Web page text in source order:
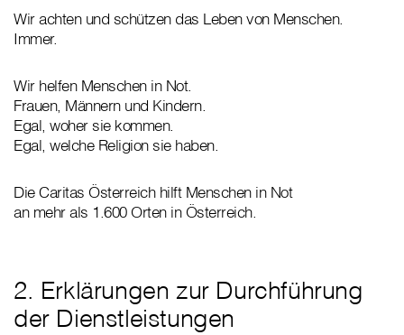
Wir achten und schützen das Leben von Menschen.
Immer.
Wir helfen Menschen in Not.
Frauen, Männern und Kindern.
Egal, woher sie kommen.
Egal, welche Religion sie haben.
Die Caritas Österreich hilft Menschen in Not
an mehr als 1.600 Orten in Österreich.
2. Erklärungen zur Durchführung
der Dienstleistungen